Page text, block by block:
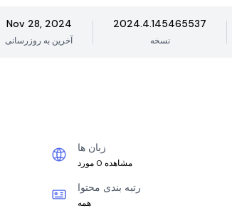
Nov 28, 2024
آخرین به روزرسانی
2024.4.145465537
نسخه
زبان ها
مشاهده 0 مورد
رتبه بندی محتوا
همه